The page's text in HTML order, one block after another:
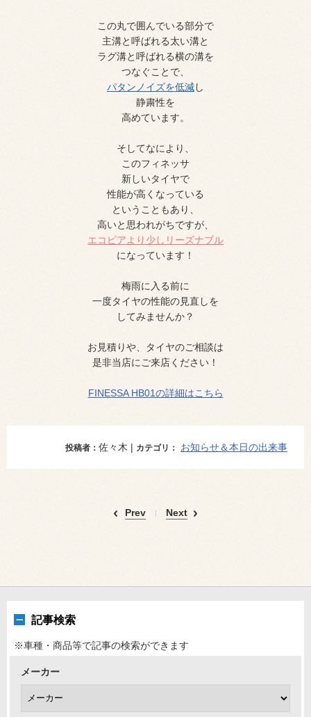
この丸で囲んでいる部分で
主溝と呼ばれる太い溝と
ラグ溝と呼ばれる横の溝を
つなぐことで、
パタンノイズを低減し
静粛性を
高めています。
そしてなにより、
このフィネッサ
新しいタイヤで
性能が高くなっている
ということもあり、
高いと思われがちですが、
エコピアより 少しリーズナブル
になっています！
梅雨に入る前に
一度タイヤの性能の見直しを
してみませんか？
お見積りや、タイヤのご相談は
是非当店にご来店ください！
FINESSA HB01の詳細はこちら
投稿者： 佐々木 | カテゴリ： お知らせ＆本日の出来事
Prev Next
記事検索
※車種・商品等で記事の検索ができます
メーカー